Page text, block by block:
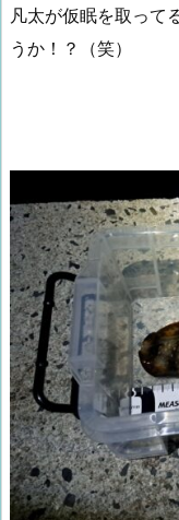
凡太が仮眠を取って
うか！？（笑）